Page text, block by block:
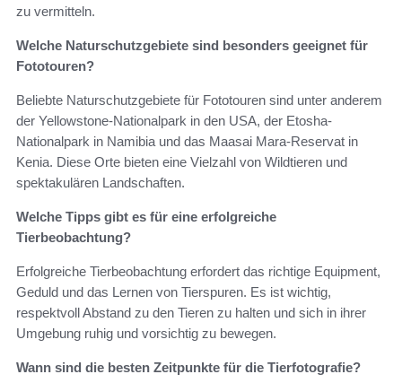
zu vermitteln.
Welche Naturschutzgebiete sind besonders geeignet für
Fototouren?
Beliebte Naturschutzgebiete für Fototouren sind unter anderem
der Yellowstone-Nationalpark in den USA, der Etosha-
Nationalpark in Namibia und das Maasai Mara-Reservat in
Kenia. Diese Orte bieten eine Vielzahl von Wildtieren und
spektakulären Landschaften.
Welche Tipps gibt es für eine erfolgreiche
Tierbeobachtung?
Erfolgreiche Tierbeobachtung erfordert das richtige Equipment,
Geduld und das Lernen von Tierspuren. Es ist wichtig,
respektvoll Abstand zu den Tieren zu halten und sich in ihrer
Umgebung ruhig und vorsichtig zu bewegen.
Wann sind die besten Zeitpunkte für die Tierfotografie?